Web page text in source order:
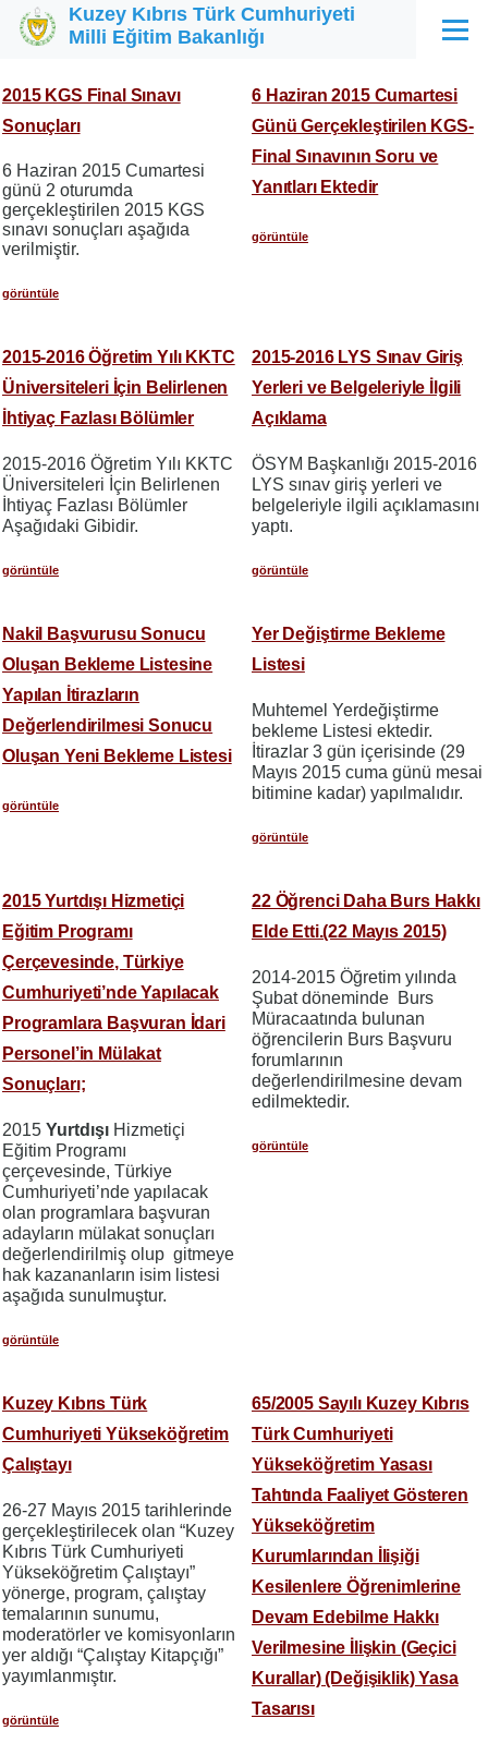
Ana içeriğe atla
Kuzey Kıbrıs Türk Cumhuriyeti
Milli Eğitim Bakanlığı
Menü
2015 KGS Final Sınavı
Sonuçları
6 Haziran 2015 Cumartesi
günü 2 oturumda
gerçekleştirilen 2015 KGS
sınavı sonuçları aşağıda
verilmiştir.
görüntüle
6 Haziran 2015 Cumartesi
Günü Gerçekleştirilen KGS-
Final Sınavının Soru ve
Yanıtları Ektedir
görüntüle
2015-2016 Öğretim Yılı KKTC
Üniversiteleri İçin Belirlenen
İhtiyaç Fazlası Bölümler
2015-2016 Öğretim Yılı KKTC
Üniversiteleri İçin Belirlenen
İhtiyaç Fazlası Bölümler
Aşağıdaki Gibidir.
görüntüle
2015-2016 LYS Sınav Giriş
Yerleri ve Belgeleriyle İlgili
Açıklama
ÖSYM Başkanlığı 2015-2016
LYS sınav giriş yerleri ve
belgeleriyle ilgili açıklamasını
yaptı.
görüntüle
Nakil Başvurusu Sonucu
Oluşan Bekleme Listesine
Yapılan İtirazların
Değerlendirilmesi Sonucu
Oluşan Yeni Bekleme Listesi
görüntüle
Yer Değiştirme Bekleme
Listesi
Muhtemel Yerdeğiştirme
bekleme Listesi ektedir.
İtirazlar 3 gün içerisinde (29
Mayıs 2015 cuma günü mesai
bitimine kadar) yapılmalıdır.
görüntüle
2015 Yurtdışı Hizmetiçi
Eğitim Programı
Çerçevesinde, Türkiye
Cumhuriyeti’nde Yapılacak
Programlara Başvuran İdari
Personel’in Mülakat
Sonuçları;
2015 Yurtdışı Hizmetiçi
Eğitim Programı
çerçevesinde, Türkiye
Cumhuriyeti’nde yapılacak
olan programlara başvuran
adayların mülakat sonuçları
değerlendirilmiş olup gitmeye
hak kazananların isim listesi
aşağıda sunulmuştur.
görüntüle
22 Öğrenci Daha Burs Hakkı
Elde Etti.(22 Mayıs 2015)
2014-2015 Öğretim yılında
Şubat döneminde Burs
Müracaatında bulunan
öğrencilerin Burs Başvuru
forumlarının
değerlendirilmesine devam
edilmektedir.
görüntüle
Kuzey Kıbrıs Türk
Cumhuriyeti Yükseköğretim
Çalıştayı
26-27 Mayıs 2015 tarihlerinde
gerçekleştirilecek olan “Kuzey
Kıbrıs Türk Cumhuriyeti
Yükseköğretim Çalıştayı”
yönerge, program, çalıştay
temalarının sunumu,
moderatörler ve komisyonların
yer aldığı “Çalıştay Kitapçığı”
yayımlanmıştır.
görüntüle
65/2005 Sayılı Kuzey Kıbrıs
Türk Cumhuriyeti
Yükseköğretim Yasası
Tahtında Faaliyet Gösteren
Yükseköğretim
Kurumlarından İlişiği
Kesilenlere Öğrenimlerine
Devam Edebilme Hakkı
Verilmesine İlişkin (Geçici
Kurallar) (Değişiklik) Yasa
Tasarısı